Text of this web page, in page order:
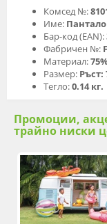
Комсед №:
Име:
Бар-код (EAN):
Фабричен №:
Материал:
Размер: Ръст:
Тегло:0.14 кг.
Промоции,
трайно ниски